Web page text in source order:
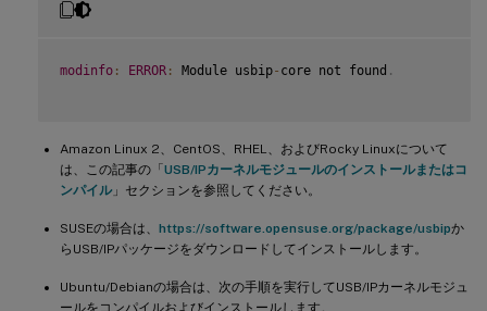
modinfo : ERROR : Module usbip- core not found .
Amazon Linux 2、CentOS、RHEL、およびRocky Linuxについて
は、この記事の「 USB/IPカーネルモジュールのインストールまたはコ
ンパイル」セクションを参照してください。
SUSEの場合は、 https://software.opensuse.org/package/usbipか
らUSB/IPパッケージをダウンロードしてインストールします。
Ubuntu/Debianの場合は、次の手順を実行してUSB/IPカーネルモジュ